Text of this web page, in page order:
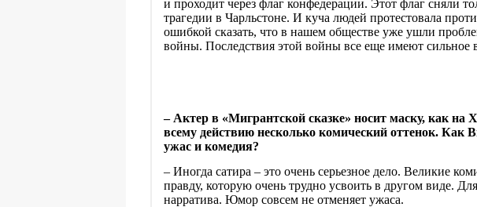
и проходит через флаг конфедерации. Этот флаг сняли
трагедии в Чарльстоне. И куча людей протестовала
ошибкой сказать, что в нашем обществе уже ушли
войны. Последствия этой войны все еще имеют сильное
– Актер в «Мигрантской сказке» носит маску, как на
всему действию несколько комический оттенок. Как
ужас и комедия?
– Иногда сатира – это очень серьезное дело. Великие
правду, которую очень трудно усвоить в другом виде.
нарратива. Юмор совсем не отменяет ужаса.